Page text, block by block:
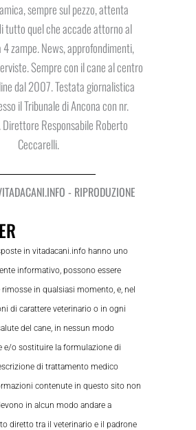
sempre sul pezzo, attenta
tutto quel che accade attorno al
zampe. News, approfondimenti,
Sempre con il cane al centro
dal 2007. Testata giornalistica
il Tribunale di Ancona con nr.
Responsabile Roberto
Ceccarelli.
- RIPRODUZIONE
in vitadacani.info hanno uno
informativo, possono essere
in qualsiasi momento, e, nel
di carattere veterinario o in ogni
del cane, in nessun modo
e/o sostituire la formulazione di
di trattamento medico
contenute in questo sito non
in alcun modo andare a
diretto tra il veterinario e il padrone